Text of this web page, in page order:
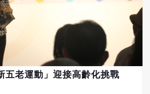
性令人驚訝。他指出，長者對
的見解，能夠以獨特的方式表
文字的掌握能力各具特色，這
充滿立體感。 國美館希望
行動計畫」將文化的觸角延伸
，並以數位賦能提升樂齡者的
，使其融入當代環境。
求職詐騙、網路購物以及網路
手法，旨在提高青少年對金融
馨基金會指出，自
管台灣女孩逐漸具備性別平等
常生活中仍面臨諸多挑戰。隨
的推廣，勵馨發現許多女孩在
，並且在不同行業和性別間的
不同的問題。 青少年在家
關係、性別探索、外貌及情緒
五老運動」迎接高齡化挑戰